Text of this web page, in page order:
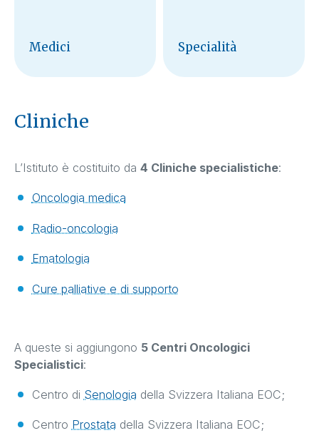
Medici Specialità
Cliniche
L’Istituto è costituito da 4 Cliniche specialistiche:
Oncologia medica
Radio-oncologia
Ematologia
Cure palliative e di supporto
A queste si aggiungono 5 Centri Oncologici
Specialistici:
Centro di Senologia della Svizzera Italiana EOC;
Centro Prostata della Svizzera Italiana EOC;